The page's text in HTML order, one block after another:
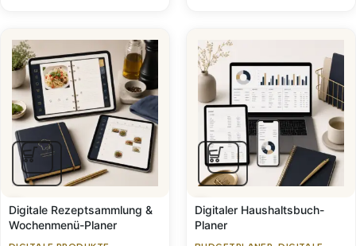
Digitale Rezeptsammlung &
Wochenmenü-Planer
Digitaler Haushaltsbuch-
Planer